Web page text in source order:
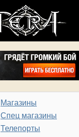
Магазины
Спец магазины
Телепорты